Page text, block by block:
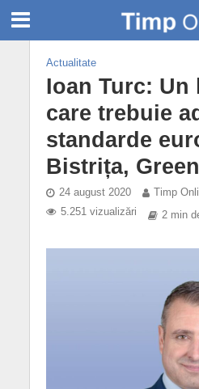
Actualitate
Ioan Turc: Un
care trebuie
standarde
Bistrița,
24 august 2020
Timp
5.251 vizualizări
2 min